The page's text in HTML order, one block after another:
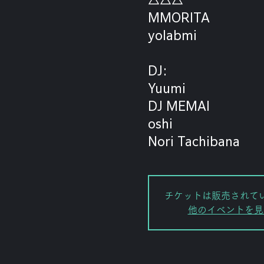
MMORITA
yolabmi
DJ:
Yuumi
DJ MEMAI
oshi
Nori Tachibana
チケットは販売されて
他のイベントを見